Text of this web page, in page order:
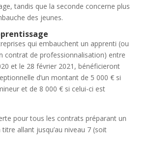
tandis que la seconde concerne plus
des jeunes.
qui embauchent un apprenti (ou
contrat de professionnalisation) entre
et le 28 février 2021, bénéficieront
d’un montant de 5 000 € si
et de 8 000 € si celui-ci est
pour tous les contrats préparant un
allant jusqu’au niveau 7 (soit